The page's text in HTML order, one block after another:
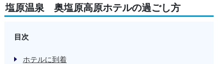
塩原温泉 奥塩原高原ホテルの過ごし方
目次
ホテルに到着